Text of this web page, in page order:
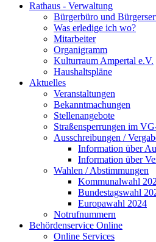
Rathaus - Verwaltung
Bürgerbüro und
Was erledige ich wo?
Mitarbeiter
Organigramm
Kulturraum Ampertal e.V.
Haushaltspläne
Aktuelles
Veranstaltungen
Bekanntmachungen
Stellenangebote
Straßensperrungen im
Ausschreibungen /
Information über
Information über
Wahlen / Abstimmungen
Kommunalwahl
Bundestagswahl
Europawahl 2024
Notrufnummern
Behördenservice Online
Online Services